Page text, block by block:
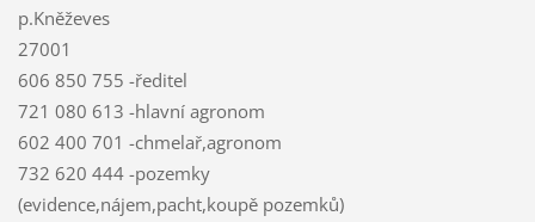
p.Kněževes
27001
606 850 755 -ředitel
721 080 613 -hlavní agronom
602 400 701 -chmelař,agronom
732 620 444 -pozemky
(evidence,nájem,pacht,koupě pozemků)